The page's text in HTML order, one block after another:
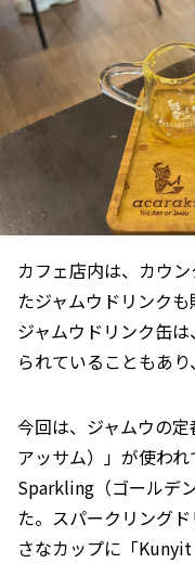
カフェ店内は、カウ
たジャムウドリンクも
ジャムウドリンク缶
られていることもあり
今回は、ジャムウの
アッサム）」が使わ
Sparkling（ゴールデ
た。スパークリング
さなカップに「